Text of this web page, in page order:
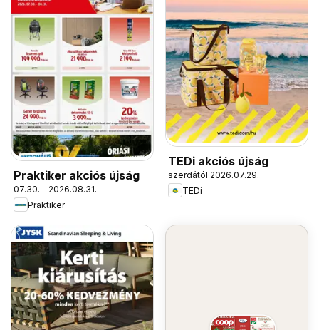
Praktiker akciós újság
07.30. - 2026.08.31.
Praktiker
TEDi akciós újság
szerdától 2026.07.29.
TEDi